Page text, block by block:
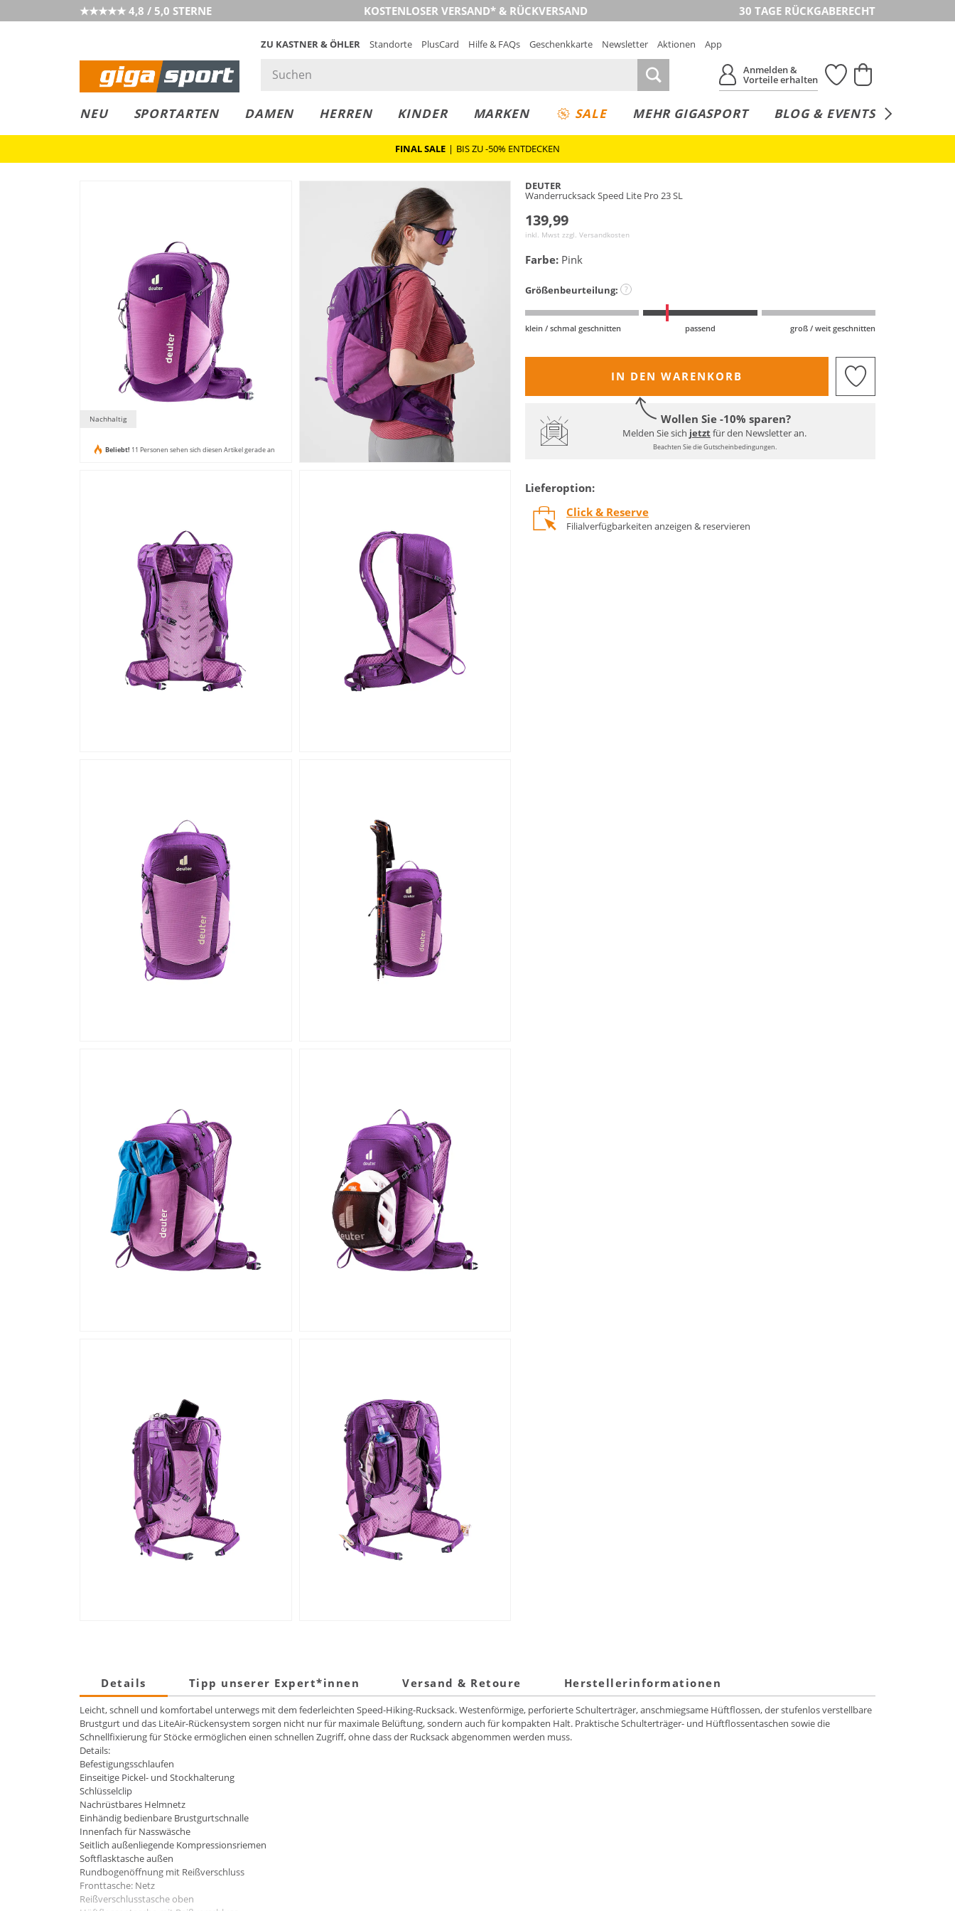
★★★★★ 4,8 / 5,0 STERNE KOSTENLOSER VERSAND* & RÜCKVERSAND 30 TAGE RÜCKGABERECHT
ZU KASTNER & ÖHLER Standorte PlusCard Hilfe & FAQs Geschenkkarte Newsletter Aktionen
App
Anmelden &
Vorteile erhalten
NEU SPORTARTEN DAMEN HERREN KINDER MARKEN SALE MEHR GIGASPORT BLOG & EVENTS
LEASING
COLLECT
RESERVE
FINAL SALE | BIS ZU -50% ENTDECKEN
Nachhaltig
Beliebt! 11 Personen sehen sich diesen Artikel gerade an
DEUTER
Wanderrucksack Speed Lite Pro 23 SL
139,99
inkl. Mwst zzgl. Versandkosten
Farbe: Pink
Größenbeurteilung: ?
klein / schmal geschnitten passend groß / weit geschnitten
IN DEN WARENKORB
Wollen Sie -10% sparen?
Melden Sie sich jetztfür den Newsletter an.
Beachten Sie die Gutscheinbedingungen.
Lieferoption:
Click & Reserve
Filialverfügbarkeiten anzeigen & reservieren
Details Tipp unserer Expert*innen Versand & Retoure Herstellerinformationen
Leicht, schnell und komfortabel unterwegs mit dem federleichten Speed-Hiking-Rucksack. Westenförmige, perforierte Schulterträger, anschmiegsame Hüftflossen, der stufenlos verstellbare
Brustgurt und das LiteAir-Rückensystem sorgen nicht nur für maximale Belüftung, sondern auch für kompakten Halt. Praktische Schulterträger- und Hüftflossentaschen sowie die
Schnellfixierung für Stöcke ermöglichen einen schnellen Zugriff, ohne dass der Rucksack abgenommen werden muss.
Details:
Befestigungsschlaufen
Einseitige Pickel- und Stockhalterung
Schlüsselclip
Nachrüstbares Helmnetz
Einhändig bedienbare Brustgurtschnalle
Innenfach für Nasswäsche
Seitlich außenliegende Kompressionsriemen
Softflasktasche außen
Rundbogenöffnung mit Reißverschluss
Fronttasche: Netz
Reißverschlusstasche oben